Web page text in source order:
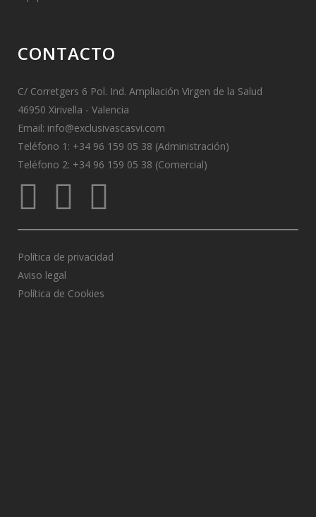
CONTACTO
C/ Corretgers 6 Pol. Ind. Ampliación Virgen de la Salud
46950 Xirivella - Valencia
Email: info@exclusivascasvi.com
Teléfono 1: +34 96 159 05 38 (Administración)
Teléfono 2: +34 96 159 05 38 (Comercial)
Política de privacidad
Aviso legal
Política de Cookies